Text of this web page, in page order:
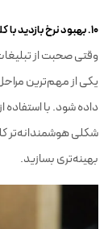
۱۰. بهبود نرخ بازدید با کلمات کلیدی هوشمند و استراتژی RLSA
وقتی صحبت از
یکی از مهم‌ترین
شکلی هوشمندانه‌تر
بهینه‌تری بسازید.